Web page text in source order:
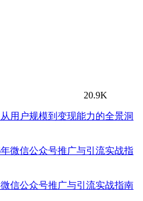
20.9K
用户规模到变现能力的全景洞
信公众号推广与引流实战指南